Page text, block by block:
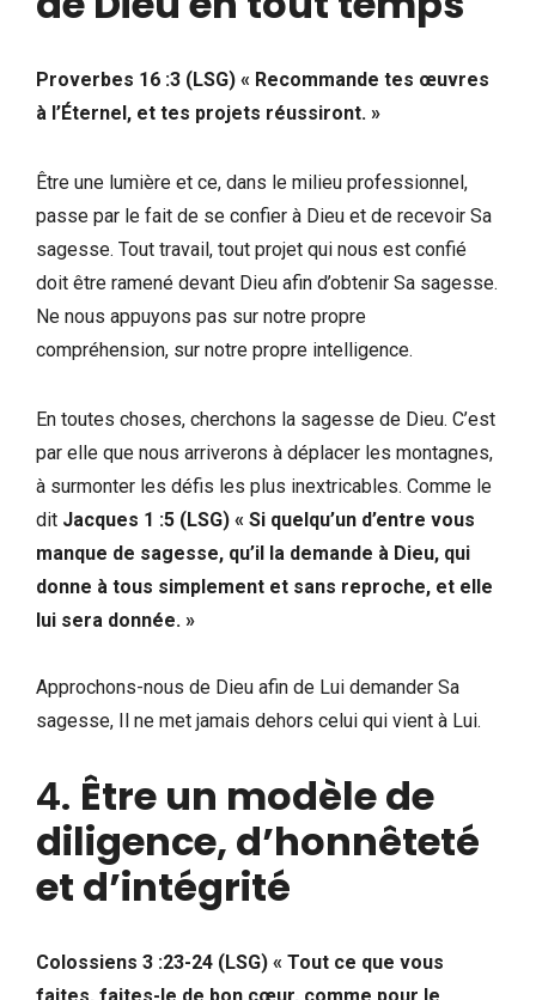
Proverbes 16 :3 (LSG) « Recommande tes œuvres
à l’Éternel, et tes projets réussiront. »
Être une lumière et ce, dans le milieu professionnel,
passe par le fait de se confier à Dieu et de recevoir Sa
sagesse. Tout travail, tout projet qui nous est confié
doit être ramené devant Dieu afin d’obtenir Sa sagesse.
Ne nous appuyons pas sur notre propre
compréhension, sur notre propre intelligence.
En toutes choses, cherchons la sagesse de Dieu. C’est
par elle que nous arriverons à déplacer les montagnes,
à surmonter les défis les plus inextricables. Comme le
dit Jacques 1 :5 (LSG) « Si quelqu’un d’entre vous
manque de sagesse, qu’il la demande à Dieu, qui
donne à tous simplement et sans reproche, et elle
lui sera donnée. »
Approchons-nous de Dieu afin de Lui demander Sa
sagesse, Il ne met jamais dehors celui qui vient à Lui.
4. Être un modèle de
diligence, d’honnêteté
et d’intégrité
Colossiens 3 :23-24 (LSG) « Tout ce que vous
faites, faites-le de bon cœur, comme pour le